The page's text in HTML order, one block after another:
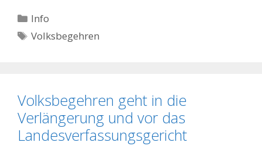
Kategorien
Info
Schlagwörter
Volksbegehren
Volksbegehren geht in die
Verlängerung und vor das
Landesverfassungsgericht